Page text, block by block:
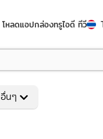
โหลดแอปกล่องทรูไอดี ทีวี
อื่นๆ